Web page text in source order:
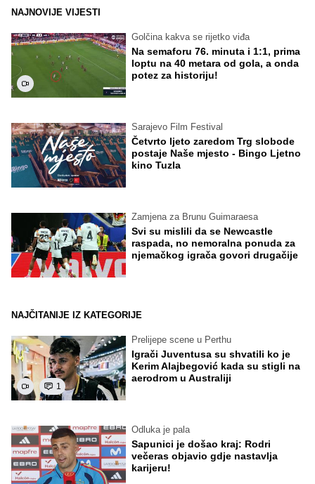
NAJNOVIJE VIJESTI
Golčina kakva se rijetko viđa
Na semaforu 76. minuta i 1:1, prima
loptu na 40 metara od gola, a onda
potez za historiju!
Sarajevo Film Festival
Četvrto ljeto zaredom Trg slobode
postaje Naše mjesto - Bingo Ljetno
kino Tuzla
Zamjena za Brunu Guimaraesa
Svi su mislili da se Newcastle
raspada, no nemoralna ponuda za
njemačkog igrača govori drugačije
NAJČITANIJE IZ KATEGORIJE
1
Prelijepe scene u Perthu
Igrači Juventusa su shvatili ko je
Kerim Alajbegović kada su stigli na
aerodrom u Australiji
Odluka je pala
Sapunici je došao kraj: Rodri
večeras objavio gdje nastavlja
karijeru!